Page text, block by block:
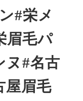
#栄メ
眉毛パ
ヌ#名古
屋眉毛